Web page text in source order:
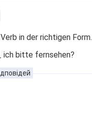
in der richtigen Form.
ich bitte fernsehen?